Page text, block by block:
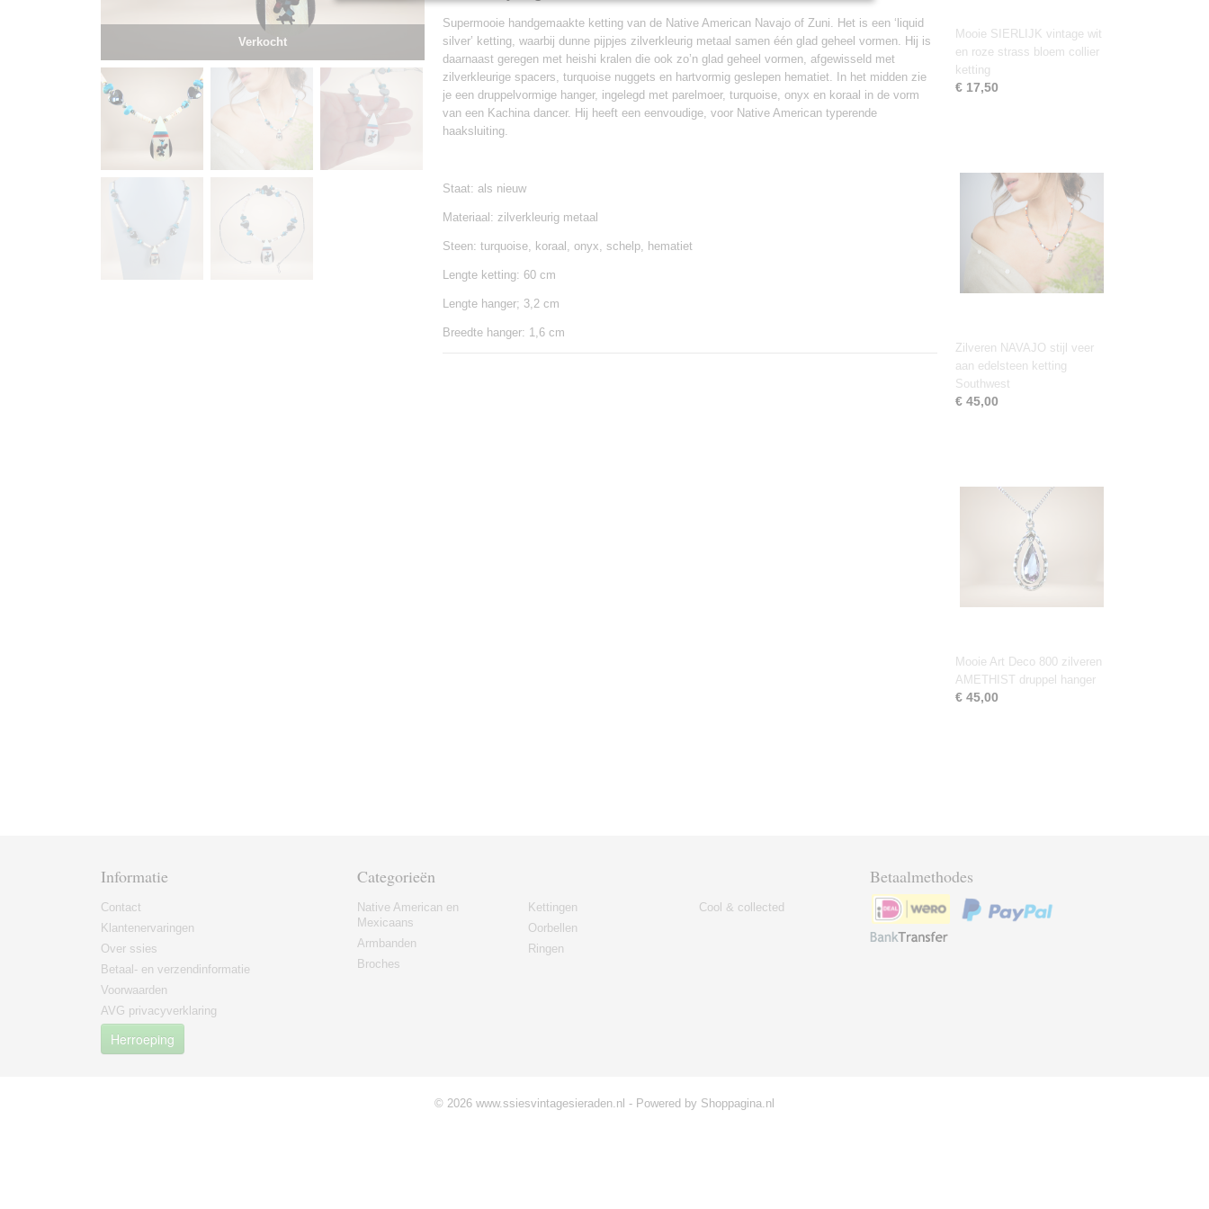
Verkocht
Supermooie handgemaakte ketting van de Native American Navajo of Zuni. Het is een ‘liquid
silver’ ketting, waarbij dunne pijpjes zilverkleurig metaal samen één glad geheel vormen. Hij is
daarnaast geregen met heishi kralen die ook zo’n glad geheel vormen, afgewisseld met
zilverkleurige spacers, turquoise nuggets en hartvormig geslepen hematiet. In het midden zie
je een druppelvormige hanger, ingelegd met parelmoer, turquoise, onyx en koraal in de vorm
van een Kachina dancer. Hij heeft een eenvoudige, voor Native American typerende
haaksluiting.
Staat: als nieuw
Materiaal: zilverkleurig metaal
Steen: turquoise, koraal, onyx, schelp, hematiet
Lengte ketting: 60 cm
Lengte hanger; 3,2 cm
Breedte hanger: 1,6 cm
Mooie SIERLIJK vintage wit
en roze strass bloem collier
ketting
€ 17,50
Zilveren NAVAJO stijl veer
aan edelsteen ketting
Southwest
€ 45,00
Mooie Art Deco 800 zilveren
AMETHIST druppel hanger
€ 45,00
Informatie
Contact
Klantenervaringen
Over ssies
Betaal- en verzendinformatie
Voorwaarden
AVG privacyverklaring
Herroeping
Categorieën
Native American en
Mexicaans
Armbanden
Broches
Kettingen
Oorbellen
Ringen
Cool & collected
Betaalmethodes
© 2026 www.ssiesvintagesieraden.nl - Powered by Shoppagina.nl